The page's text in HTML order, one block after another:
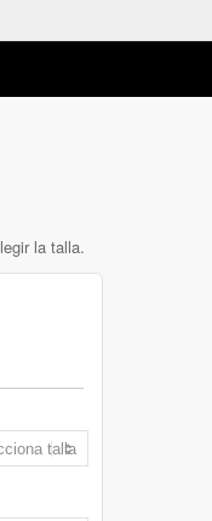
la talla.